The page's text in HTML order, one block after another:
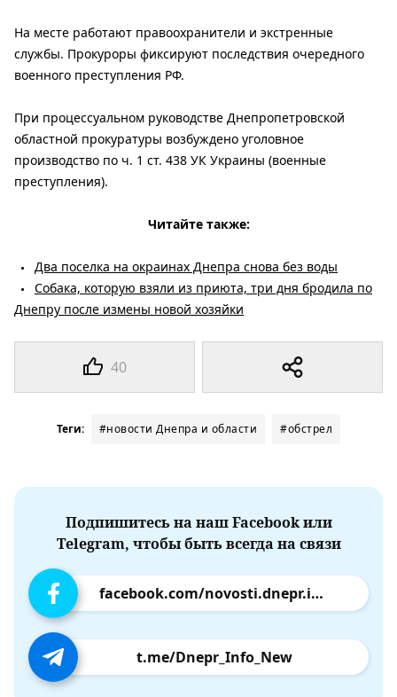
40
На месте работают правоохранители и экстренные
службы. Прокуроры фиксируют последствия очередного
военного преступления РФ.
При процессуальном руководстве Днепропетровской
областной прокуратуры возбуждено уголовное
производство по ч. 1 ст. 438 УК Украины (военные
преступления).
Читайте также:
Два поселка на окраинах Днепра снова без воды
Собака, которую взяли из приюта, три дня бродила по
Днепру после измены новой хозяйки
Теги: #новости Днепра и области #обстрел
Подпишитесь на наш Facebook или
Telegram, чтобы быть всегда на связи
facebook.com/novosti.dnepr.info
t.me/Dnepr_Info_New